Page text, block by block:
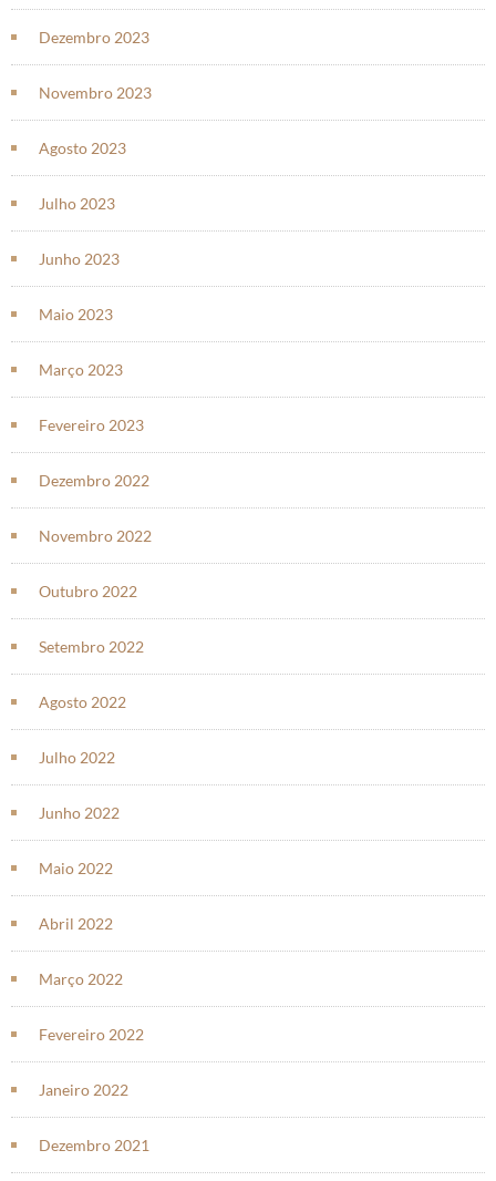
Dezembro 2023
Novembro 2023
Agosto 2023
Julho 2023
Junho 2023
Maio 2023
Março 2023
Fevereiro 2023
Dezembro 2022
Novembro 2022
Outubro 2022
Setembro 2022
Agosto 2022
Julho 2022
Junho 2022
Maio 2022
Abril 2022
Março 2022
Fevereiro 2022
Janeiro 2022
Dezembro 2021